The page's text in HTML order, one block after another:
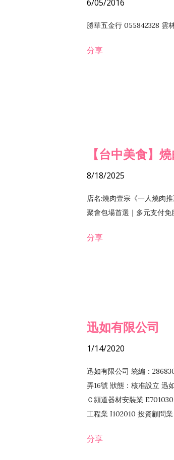
6/05/2016
勝華五金行 055842328 雲
分享
【台中美食】
8/18/2025
店名:燒肉壹宗《一人燒肉
聚會包場首選｜多元支付免
分享
迅如有限公司
1/14/2020
迅如有限公司 統編：
弄16號 狀態：核准設立 迅
Ｃ頻道器材安裝業
工程業 I102010 投資顧問
務 F102030 菸酒批發業
分享